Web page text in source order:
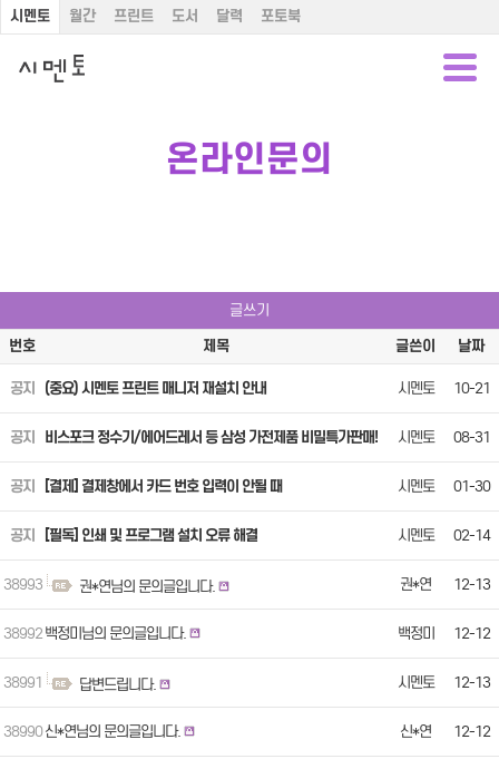
시멘토 월간 프린트 도서 달력 포토북
온라인문의
글쓰기
번호
제목 글쓴이 날짜
공지 (중요) 시멘토 프린트 매니저 재설치 안내 시멘토 10-21
공지 비스포크 정수기/에어드레서 등 삼성 가전제품 비밀특가판매! 시멘토 08-31
공지 [결제] 결제창에서 카드 번호 입력이 안될 때 시멘토 01-30
공지 [필독] 인쇄 및 프로그램 설치 오류 해결 시멘토 02-14
38993 권*연님의 문의글입니다. 권*연 12-13
38992 백정미님의 문의글입니다. 백정미 12-12
38991 답변드립니다. 시멘토 12-13
38990 신*연님의 문의글입니다. 신*연 12-12